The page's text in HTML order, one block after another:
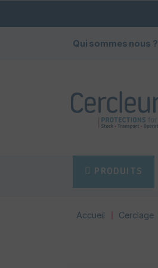
Qui sommes nous ?
PRODUITS
Accueil Cerclage